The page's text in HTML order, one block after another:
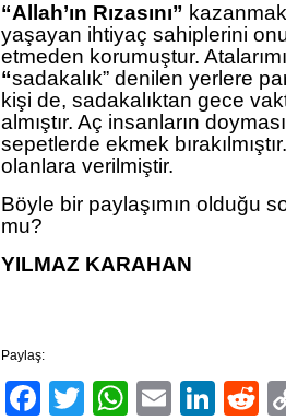
“Allah’ın Rızasını”
yaşayan ihtiyaç sahiplerini
etmeden korumuştur.
“sadakalık” denilen yerlere
kişi de, sadakalıktan gece
almıştır. Aç insanların
sepetlerde ekmek
olanlara verilmiştir.
Böyle bir paylaşımın olduğu
mu?
YILMAZ KARAHAN
Paylaş:
Facebook
TwitterEmail